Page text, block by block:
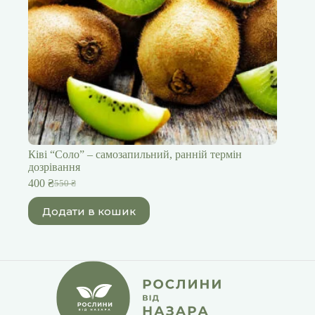
Ківі “Cоло” – самозапильний, ранній термін
дозрівання
550₴
Оригінальна
550 ₴.
400 ₴Поточна
400 ₴.
Додати в кошик